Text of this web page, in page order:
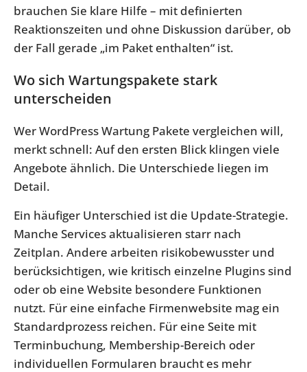
brauchen Sie klare Hilfe – mit definierten
Reaktionszeiten und ohne Diskussion darüber, ob
der Fall gerade „im Paket enthalten“ ist.
Wo sich Wartungspakete stark
unterscheiden
Wer WordPress Wartung Pakete vergleichen will,
merkt schnell: Auf den ersten Blick klingen viele
Angebote ähnlich. Die Unterschiede liegen im
Detail.
Ein häufiger Unterschied ist die Update-Strategie.
Manche Services aktualisieren starr nach
Zeitplan. Andere arbeiten risikobewusster und
berücksichtigen, wie kritisch einzelne Plugins sind
oder ob eine Website besondere Funktionen
nutzt. Für eine einfache Firmenwebsite mag ein
Standardprozess reichen. Für eine Seite mit
Terminbuchung, Membership-Bereich oder
individuellen Formularen braucht es mehr